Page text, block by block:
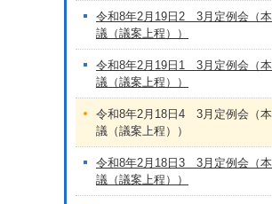
令和8年2月19日2 3月定例会（
議（議案上程））
令和8年2月19日1 3月定例会（
議（議案上程））
令和8年2月18日4 3月定例会（
議（議案上程））
令和8年2月18日3 3月定例会（
議（議案上程））